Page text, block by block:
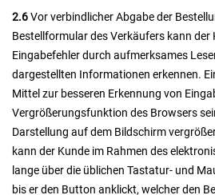
2.6Vor verbindlicher Abgabe der
Bestellformular des Verkäufers kann der
Eingabefehler durch aufmerksames
dargestellten Informationen erkennen.
Mittel zur besseren Erkennung von
Vergrößerungsfunktion des Browsers
Darstellung auf dem Bildschirm
kann der Kunde im Rahmen des
lange über die üblichen Tastatur- und
bis er den Button anklickt, welcher den